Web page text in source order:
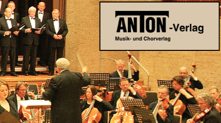
Anton Verlag
Musik- und Chorverlag